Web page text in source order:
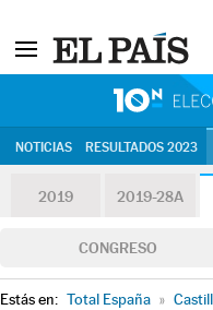
NOTICIAS RESULTADOS 2023
2019 2019-28A
CONGRESO
Estás en: Total España »